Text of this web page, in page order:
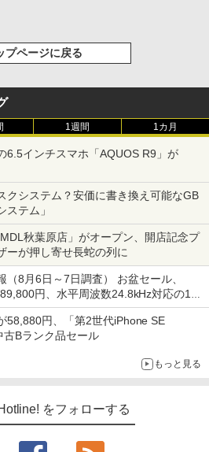
プページに戻る
1週間 1カ月
6.5インチスマホ「AQUOS R9」が
クシステム？安価に書き換え可能なGB
ステム」
秋葉原店」がオープン、開店記念プ
ーが押し寄せ長蛇の列に
（8月6日～7日調査） お盆セール、
円、水平周波数24.8kHz対応の17
さ指数連動セール ほか
58,880円、「第2世代iPhone SE
Bランク品セール
もっと見る
をフォローする